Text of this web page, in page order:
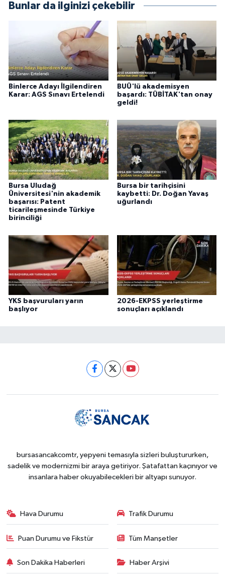
Bunlar da ilginizi çekebilir
Binlerce Adayı İlgilendiren
Karar: AGS Sınavı Ertelendi
BUÜ'lü akademisyen
başardı: TÜBİTAK'tan onay
geldi!
Bursa Uludağ
Üniversitesi'nin akademik
başarısı: Patent
ticarileşmesinde Türkiye
birinciliği
Bursa bir tarihçisini
kaybetti: Dr. Doğan Yavaş
uğurlandı
YKS başvuruları yarın
başlıyor
2026-EKPSS yerleştirme
sonuçları açıklandı
bursasancakcomtr, yepyeni temasıyla sizleri buluştururken,
sadelik ve modernizmi bir araya getiriyor. Şatafattan kaçınıyor ve
insanlara haber okuyabilecekleri bir altyapı sunuyor.
Hava Durumu Trafik Durumu
Puan Durumu ve Fikstür Tüm Manşetler
Son Dakika Haberleri Haber Arşivi